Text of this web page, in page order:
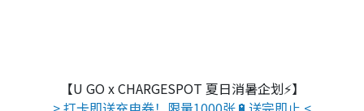
【U GO x CHARGESPOT 夏日消暑企划⚡】